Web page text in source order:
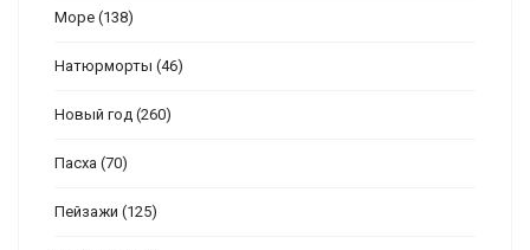
Море (138)
Натюрморты (46)
Новый год (260)
Пасха (70)
Пейзажи (125)